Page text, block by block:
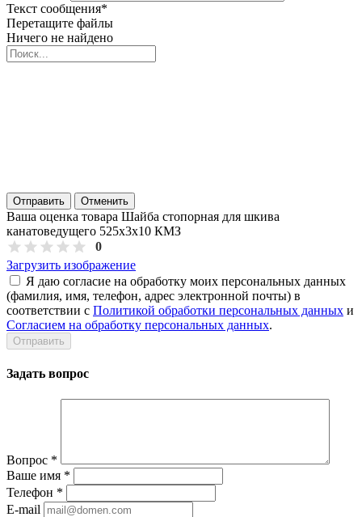
Текст сообщения*
Перетащите файлы
Ничего не найдено
Отправить Отменить
Ваша оценка товара Шайба стопорная для шкива
канатоведущего 525х3х10 КМЗ
0
Загрузить изображение
Я даю согласие на обработку моих персональных данных
(фамилия, имя, телефон, адрес электронной почты) в
соответствии с Политикой обработки персональных данных и
Согласием на обработку персональных данных.
Задать вопрос
Вопрос *
Ваше имя *
Телефон *
E-mail